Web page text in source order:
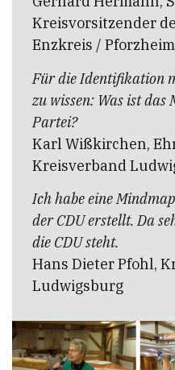
Kreisvorsitzender
Enzkreis / Pforzheim
Für die Identifikation
zu wissen: Was ist
Partei?
Karl Wißkirchen,
Kreisverband
Ich habe eine
der CDU erstellt. Da
die CDU steht.
Hans Dieter Pfohl,
Ludwigsburg